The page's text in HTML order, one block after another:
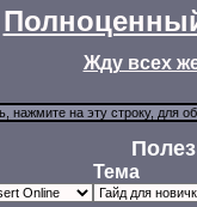
Жду всех
Тема